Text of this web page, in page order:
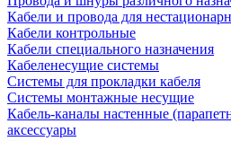
Кабели и провода для
Кабели контрольные
Кабели специального назначения
Кабеленесущие системы
Системы для прокладки кабеля
Системы монтажные несущие
Кабель-каналы настенные
аксессуары